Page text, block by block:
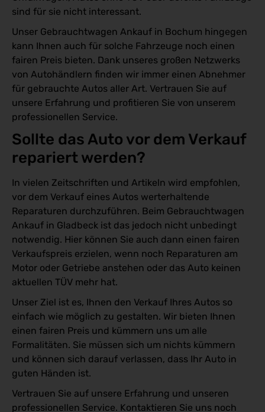
sind für sie nicht interessant.
Unser Gebrauchtwagen Ankauf in Bochum hingegen
kann Ihnen auch für solche Fahrzeuge noch einen
fairen Preis bieten. Dank unseres großen Netzwerks
von Autohändlern finden wir immer einen Abnehmer
für gebrauchte Autos aller Art. Vertrauen Sie auf
unsere Erfahrung und profitieren Sie von unserem
professionellen Service.
Sollte das Auto vor dem Verkauf
repariert werden?
In vielen Zeitschriften und Artikeln wird empfohlen,
vor dem Verkauf eines Autos werterhaltende
Reparaturen durchzuführen. Beim Gebrauchtwagen
Ankauf in Gladbeck ist das jedoch nicht unbedingt
notwendig. Hier können Sie auch dann einen fairen
Verkaufspreis erzielen, wenn noch Reparaturen am
Motor oder Getriebe anstehen oder das Auto keinen
aktuellen TÜV mehr hat.
Unser Ziel ist es, Ihnen den Verkauf Ihres Autos so
einfach wie möglich zu gestalten. Wir bieten Ihnen
einen fairen Preis und kümmern uns um alle
Formalitäten. Sie müssen sich um nichts kümmern
und können sich darauf verlassen, dass Ihr Auto in
guten Händen ist.
Vertrauen Sie auf unsere Erfahrung und unseren
professionellen Service. Kontaktieren Sie uns noch